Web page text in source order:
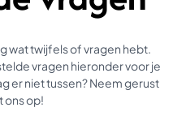
wat twijfels of vragen hebt.
vragen hieronder voor je
er niet tussen? Neem gerust
ons op!